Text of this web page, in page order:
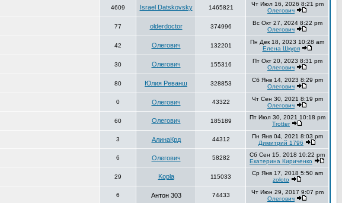
4609 Israel Datskovsky 1465821
Чт Июл 16, 2026 8:21 pm
Олегович
77 olderdoctor 374996
Вс Окт 27, 2024 8:22 pm
Олегович
42 Олегович 132201
Пн Дек 18, 2023 10:28 am
Елена Шкуря
30 Олегович 155316
Пт Окт 20, 2023 8:31 pm
Олегович
80 Юлия Реванш 328853
Сб Янв 14, 2023 8:29 pm
Олегович
0 Олегович 43322
Чт Сен 30, 2021 8:19 pm
Олегович
60 Олегович 185189
Пт Июл 30, 2021 10:18 pm
Trotter
3 АлинаКрд 44312
Пн Янв 04, 2021 8:03 pm
Димитрий 1796
6 Олегович 58282
Сб Сен 15, 2018 10:22 pm
Екатерина Кириченко
29 Kopla 115033
Ср Янв 17, 2018 5:50 am
zoloto
6 Антон 303 74433
Чт Июн 29, 2017 9:07 pm
Олегович